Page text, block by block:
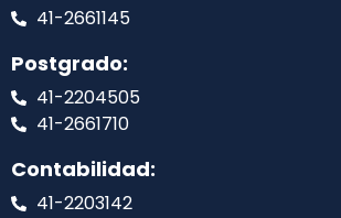
41-2661145
Postgrado:
41-2204505
41-2661710
Contabilidad:
41-2203142